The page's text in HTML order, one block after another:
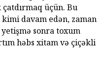
üçün. Bu
davam edən, zaman
sonra toxum
həbs xitam və çiçəkli